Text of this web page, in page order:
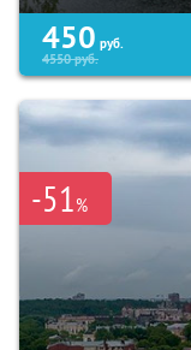
450 руб.
4550руб.
-51%